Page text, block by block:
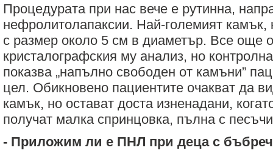
Процедурата при нас вече е рутинна,
нефролитолапаксии. Най-големият
с размер около 5 см в диаметър. Все още
кристалографския му анализ, но
показва „напълно свободен от камъни”
цел. Обикновено пациентите очакват да
камък, но остават доста изненадани,
получат малка спринцовка, пълна с
- Приложим ли е ПНЛ при деца с